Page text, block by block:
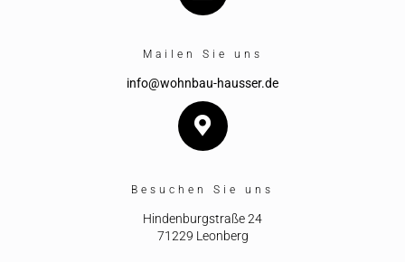
Mailen Sie uns
info@wohnbau-hausser.de
Besuchen Sie uns
Hindenburgstraße 24
71229 Leonberg